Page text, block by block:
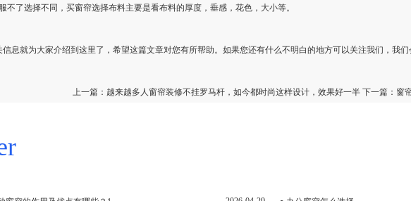
不了选择不同，买窗帘选择布料主要是看布料的厚度，垂感，花色，大小等。
就为大家介绍到这里了，希望这篇文章对您有所帮助。如果您还有什么不明白的地方可以关注我们，我们
上一篇： 越来越多人窗帘装修不挂罗马杆，如今都时尚这样设计，效果好一半下一篇： 窗